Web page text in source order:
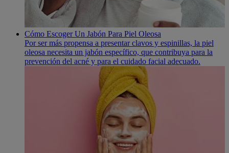
Cómo Escoger Un Jabón Para Piel Oleosa
Por ser más propensa a presentar clavos y espinillas, la piel
oleosa necesita un jabón especí­fico, que contribuya para la
prevención del acné y para el cuidado facial adecuado.